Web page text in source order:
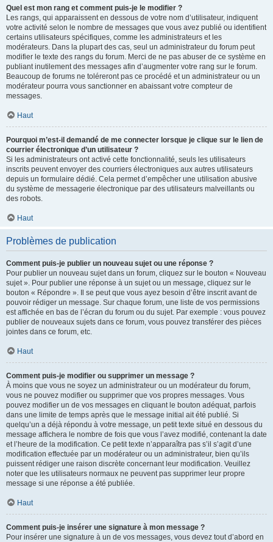
Quel est mon rang et comment puis-je le modifier ?
Les rangs, qui apparaissent en dessous de votre nom d’utilisateur, indiquent
votre activité selon le nombre de messages que vous avez publié ou identifient
certains utilisateurs spécifiques, comme les administrateurs et les
modérateurs. Dans la plupart des cas, seul un administrateur du forum peut
modifier le texte des rangs du forum. Merci de ne pas abuser de ce système en
publiant inutilement des messages afin d’augmenter votre rang sur le forum.
Beaucoup de forums ne toléreront pas ce procédé et un administrateur ou un
modérateur pourra vous sanctionner en abaissant votre compteur de
messages.
Haut
Pourquoi m’est-il demandé de me connecter lorsque je clique sur le lien de
courrier électronique d’un utilisateur ?
Si les administrateurs ont activé cette fonctionnalité, seuls les utilisateurs
inscrits peuvent envoyer des courriers électroniques aux autres utilisateurs
depuis un formulaire dédié. Cela permet d’empêcher une utilisation abusive
du système de messagerie électronique par des utilisateurs malveillants ou
des robots.
Haut
Problèmes de publication
Comment puis-je publier un nouveau sujet ou une réponse ?
Pour publier un nouveau sujet dans un forum, cliquez sur le bouton « Nouveau
sujet ». Pour publier une réponse à un sujet ou un message, cliquez sur le
bouton « Répondre ». Il se peut que vous ayez besoin d’être inscrit avant de
pouvoir rédiger un message. Sur chaque forum, une liste de vos permissions
est affichée en bas de l’écran du forum ou du sujet. Par exemple : vous pouvez
publier de nouveaux sujets dans ce forum, vous pouvez transférer des pièces
jointes dans ce forum, etc.
Haut
Comment puis-je modifier ou supprimer un message ?
À moins que vous ne soyez un administrateur ou un modérateur du forum,
vous ne pouvez modifier ou supprimer que vos propres messages. Vous
pouvez modifier un de vos messages en cliquant le bouton adéquat, parfois
dans une limite de temps après que le message initial ait été publié. Si
quelqu’un a déjà répondu à votre message, un petit texte situé en dessous du
message affichera le nombre de fois que vous l’avez modifié, contenant la date
et l’heure de la modification. Ce petit texte n’apparaîtra pas s’il s’agit d’une
modification effectuée par un modérateur ou un administrateur, bien qu’ils
puissent rédiger une raison discrète concernant leur modification. Veuillez
noter que les utilisateurs normaux ne peuvent pas supprimer leur propre
message si une réponse a été publiée.
Haut
Comment puis-je insérer une signature à mon message ?
Pour insérer une signature à un de vos messages, vous devez tout d’abord en